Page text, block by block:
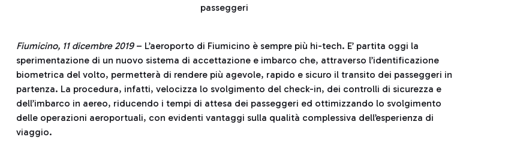
passeggeri
Fiumicino, 11 dicembre 2019– L’aeroporto di Fiumicino è sempre più hi-tech. E’ partita oggi la
sperimentazione di un nuovo sistema di accettazione e imbarco che, attraverso l’identificazione
biometrica del volto, permetterà di rendere più agevole, rapido e sicuro il transito dei passeggeri in
partenza. La procedura, infatti, velocizza lo svolgimento del check-in, dei controlli di sicurezza e
dell’imbarco in aereo, riducendo i tempi di attesa dei passeggeri ed ottimizzando lo svolgimento
delle operazioni aeroportuali, con evidenti vantaggi sulla qualità complessiva dell’esperienza di
viaggio.